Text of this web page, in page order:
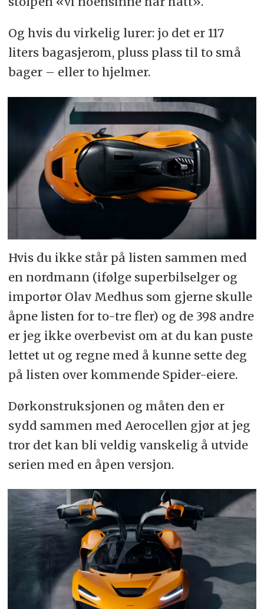
Og hvis du virkelig lurer: jo det er 117
liters bagasjerom, pluss plass til to små
bager – eller to hjelmer.
Hvis du ikke står på listen sammen med
en nordmann (ifølge superbilselger og
importør Olav Medhus som gjerne skulle
åpne listen for to-tre fler) og de 398 andre
er jeg ikke overbevist om at du kan puste
lettet ut og regne med å kunne sette deg
på listen over kommende Spider-eiere.
Dørkonstruksjonen og måten den er
sydd sammen med Aerocellen gjør at jeg
tror det kan bli veldig vanskelig å utvide
serien med en åpen versjon.